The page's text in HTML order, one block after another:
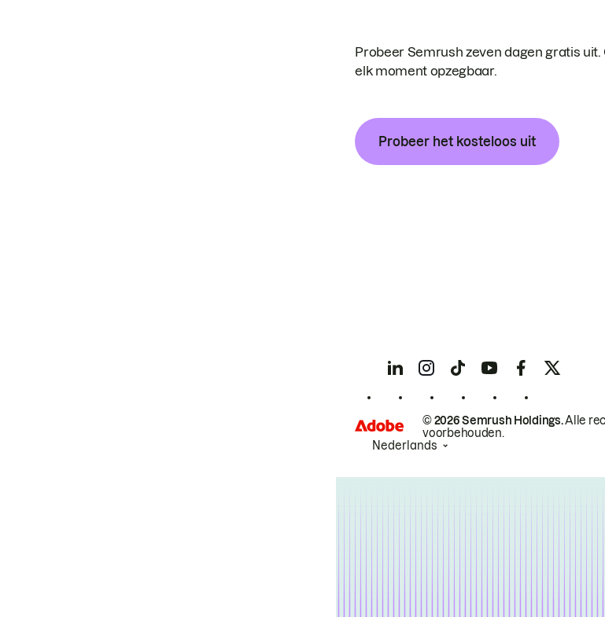
Probeer Semrush zeven dagen gratis uit.
elk moment opzegbaar.
Probeer het kosteloos uit
© 2026 Semrush Holdings.Alle
voorbehouden.
Nederlands